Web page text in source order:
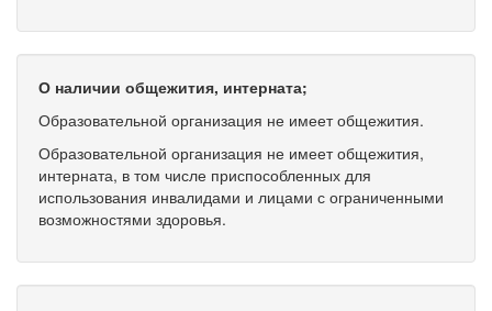
О наличии общежития, интерната;
Образовательной организация не имеет общежития.
Образовательной организация не имеет общежития,
интерната, в том числе приспособленных для
использования инвалидами и лицами с ограниченными
возможностями здоровья.